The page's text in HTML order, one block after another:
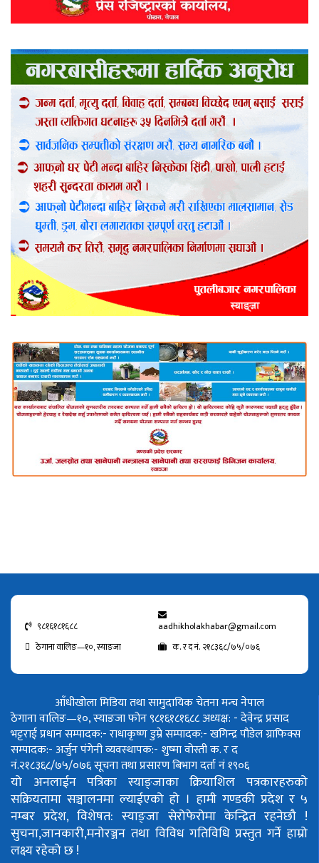
९८१६१८१६८८
aadhikholakhabar@gmail.com
ठेगाना वालिङ—१०, स्याङजा
क. र द नं. २१८३६८/७५/०७६
आँधीखोला मिडिया तथा सामुदायिक चेतना मन्च नेपाल
ठेगाना वालिङ—१०, स्याङजा फोन ९८१६१८१६८८अध्यक्ष: - देवेन्द्र प्रसाद
भट्टराईप्रधान सम्पादक:- राधाकृष्ण डुम्रेसम्पादक:- खगिन्द्र पौडेलग्राफिक्स
सम्पादक:- अर्जुन पंगेनीव्यवस्थापक:- शुष्मा वोस्तीक. र द
नं.२१८३६८/७५/०७६सूचना तथा प्रसारण बिभाग दर्ता नं १९०६
यो अनलाईन पत्रिका स्याङ्जाका क्रियाशिल पत्रकारहरुको
सक्रियतामा सञ्चालनमा ल्याईएको हो । हामी गण्डकी प्रदेश र ५
नम्बर प्रदेश, विशेषत: स्याङ्जा सेरोफेरोमा केन्द्रित रहनेछौ !
सुचना,जानकारी,मनोरञ्जन तथा विविध गतिविधि प्रस्तुत गर्ने हाम्रो
लक्ष्य रहेको छ !